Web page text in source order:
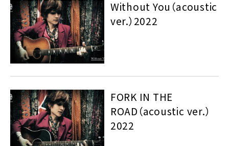
Without You（acoustic
ver.）2022
FORK IN THE
ROAD（acoustic ver.）
2022